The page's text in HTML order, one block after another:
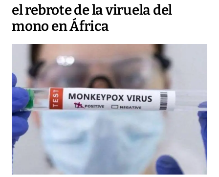
el rebrote de la viruela del
mono en África